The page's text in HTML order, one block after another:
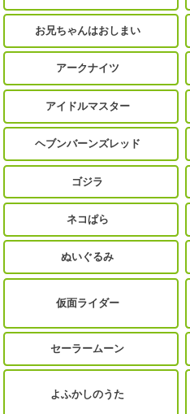
お兄ちゃんはおしまい
アークナイツ
アイドルマスター
ヘブンバーンズレッド
ゴジラ
ネコぱら
ぬいぐるみ
仮面ライダー
セーラームーン
よふかしのうた